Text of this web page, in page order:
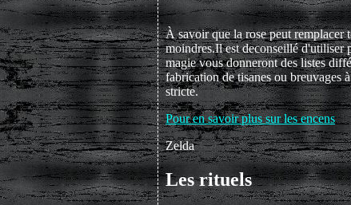
À savoir que la rose peut remplacer
moindres.Il est deconseillé d'utiliser
magie vous donneront des listes
fabrication de tisanes ou breuvages
stricte.
Pour en savoir plus sur les encens
Zelda
Les rituels